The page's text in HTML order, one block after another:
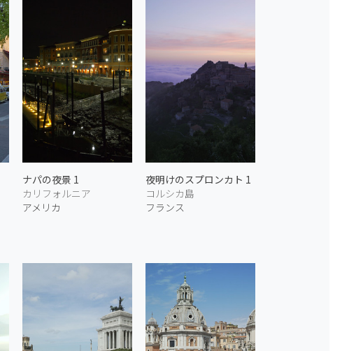
ナパの夜景 1
カリフォルニア
アメリカ
夜明けのスプロンカト 1
コルシカ島
フランス